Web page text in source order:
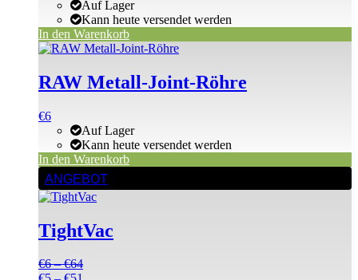
Auf Lager
Kann heute versendet werden
In den Warenkorb
RAW Metall-Joint-Röhre
€6
Auf Lager
Kann heute versendet werden
In den Warenkorb
ANGEBOT
TightVac
€6 –€64Preisspanne:
Dieses
Produkt
weist
Varianten
auf.
Die
Optionen